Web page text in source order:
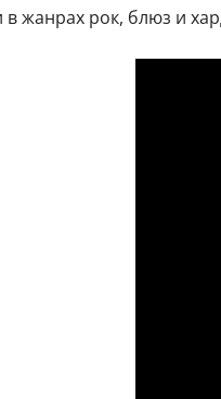
в жанрах рок, блюз и